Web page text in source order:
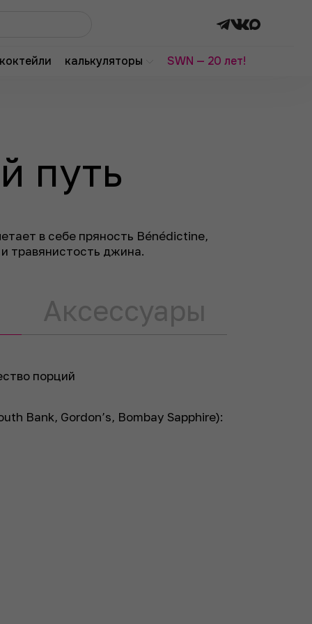
коктейли калькуляторы SWN — 20 лет!
путь
в себе пряность Bénédictine,
травянистость джина.
Аксессуары
порций
Bank, Gordon’s, Bombay Sapphire):